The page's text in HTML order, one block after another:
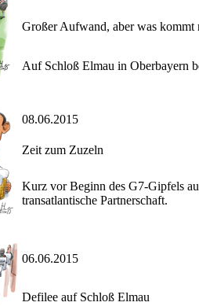
Großer Aufwand, aber was kommt
Auf Schloß Elmau in Oberbayern
08.06.2015
Zeit zum Zuzeln
Kurz vor Beginn des G7-Gipfels
transatlantische Partnerschaft.
06.06.2015
Defilee auf Schloß Elmau